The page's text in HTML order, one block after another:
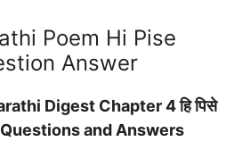
Poem Hi Pise
Answer
Digest Chapter 4 हि पिसे
Questions and Answers